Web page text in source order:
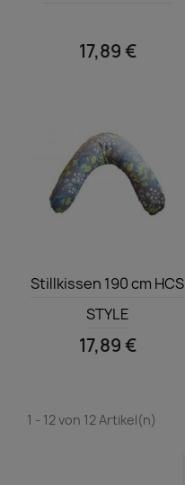
17,89 €
 Vorschau
Stillkissen 190 cm HCS
STYLE
17,89 €
1 - 12 von 12 Artikel(n)